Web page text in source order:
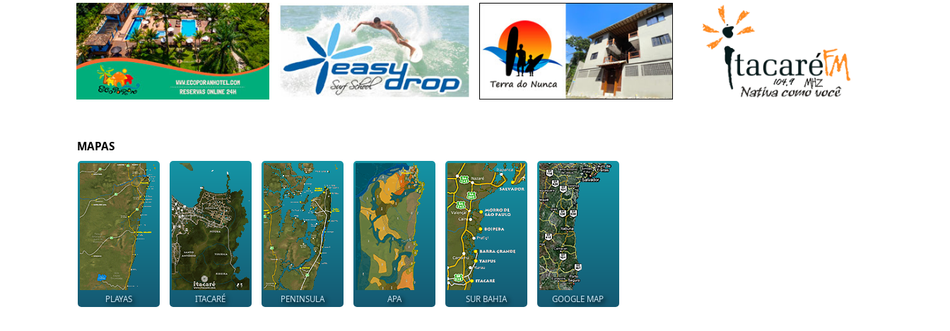
MAPAS
PLAYAS ITACARÉ PENINSULA APA SUR BAHIA GOOGLE MAP